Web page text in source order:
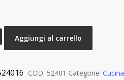
Aggiungi al carrello
COD: 52401 Categorie: Cucina